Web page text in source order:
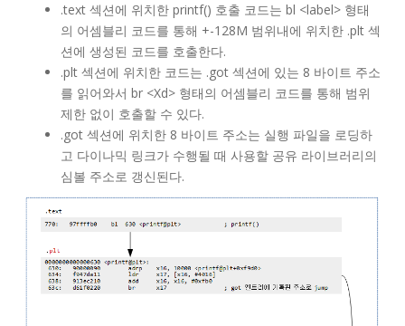
.text 섹션에 위치한 printf() 호출 코드는 bl <label> 형태
의 어셈블리 코드를 통해 +-128M 범위내에 위치한 .plt 섹
션에 생성된 코드를 호출한다.
.plt 섹션에 위치한 코드는 .got 섹션에 있는 8 바이트 주소
를 읽어와서 br <Xd> 형태의 어셈블리 코드를 통해 범위
제한 없이 호출할 수 있다.
.got 섹션에 위치한 8 바이트 주소는 실행 파일을 로딩하
고 다이나믹 링크가 수행될 때 사용할 공유 라이브러리의
심볼 주소로 갱신된다.